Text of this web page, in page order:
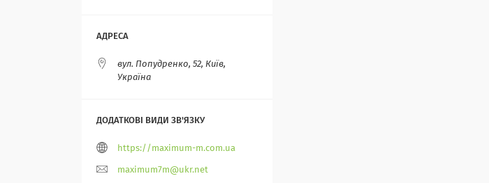
вул. Попудренко, 52, Київ,
Україна
https://maximum-m.com.ua
maximum7m@ukr.net